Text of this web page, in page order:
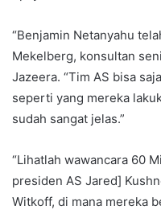
“Benjamin Netanyahu
Mekelberg, konsultan
Jazeera. “Tim AS bisa
seperti yang mereka
sudah sangat jelas.”
“Lihatlah wawancara 60
presiden AS Jared]
Witkoff, di mana mereka